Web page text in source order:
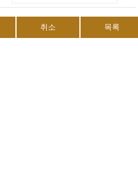
취소 목록